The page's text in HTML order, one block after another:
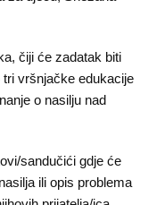
čiji će zadatak biti
vršnjačke edukacije
o nasilju nad
sandučići gdje će
ili opis problema